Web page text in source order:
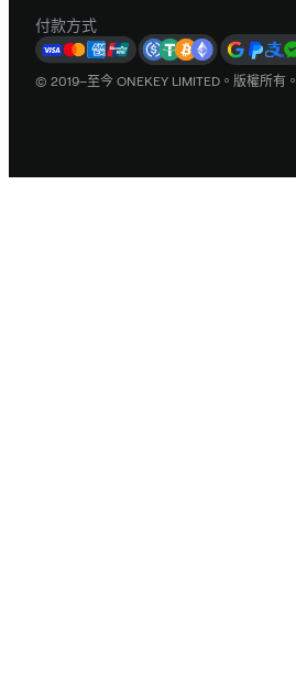
付款方式
© 2019–至今 ONEKEY LIMITED。版權所有。